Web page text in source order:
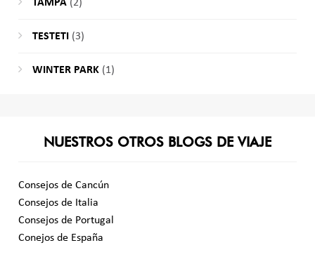
TAMPA(2)
TESTETI (3)
WINTER PARK(1)
NUESTROS OTROS BLOGS DE VIAJE
Consejos de Cancún
Consejos de Italia
Consejos de Portugal
Conejos de España